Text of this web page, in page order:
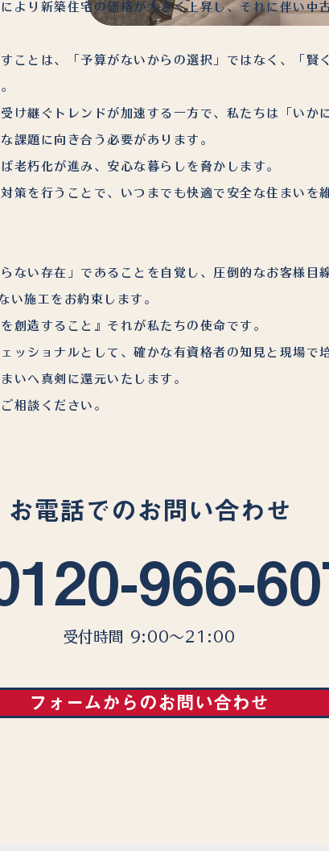
より新築住宅の価格が大きく上昇し、それに伴い中
ことは、「予算がないからの選択」ではなく、「賢
け継ぐトレンドが加速する一方で、私たちは「いか
課題に向き合う必要があります。
老朽化が進み、安心な暮らしを脅かします。
策を行うことで、いつまでも快適で安全な住まいを
ない存在」であることを自覚し、圧倒的なお客様目
い施工をお約束します。
創造すること』それが私たちの使命です。
ッショナルとして、確かな有資格者の知見と現場で
いへ真剣に還元いたします。
相談ください。​​
お電話でのお問い合わせ
966-
受付時間 9:00〜21:00
フォームからのお問い合わせ